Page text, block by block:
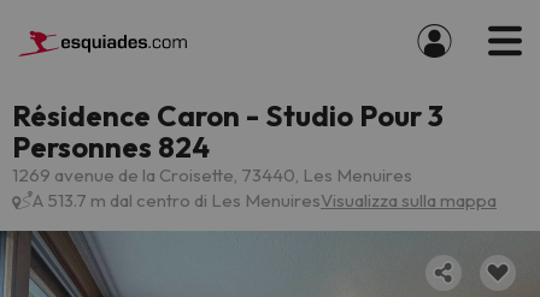
Résidence Caron - Studio Pour 3
Personnes 824
1269 avenue de la Croisette, 73440, Les Menuires
A 513.7 m dal centro di Les MenuiresVisualizza sulla mappa